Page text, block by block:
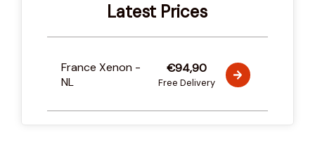
Latest Prices
France Xenon -
NL
€94,90
Free Delivery